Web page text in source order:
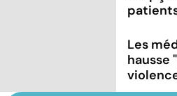
Les
hausse